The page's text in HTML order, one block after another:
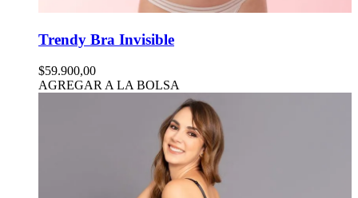
Trendy Bra Invisible
$59.900,00
AGREGAR A LA BOLSA